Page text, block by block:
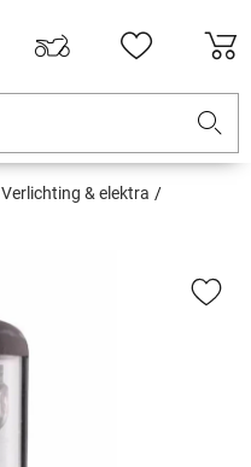
Verlichting & elektra